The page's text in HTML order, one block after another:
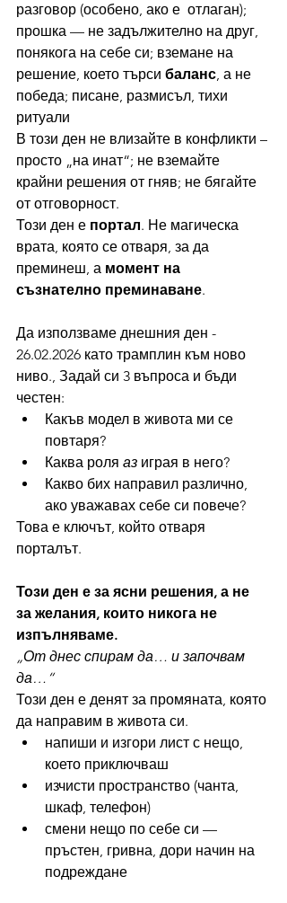
разговор (особено, ако е  отлаган);
прошка — не задължително на друг,
понякога на себе си; вземане на
решение, което търси баланс, а не
победа; писане, размисъл, тихи
ритуали
В този ден не влизайте в конфликти –
просто „на инат“; не вземайте
крайни решения от гняв; не бягайте
от отговорност.
Този ден е портал. Не магическа
врата, която се отваря, за да
преминеш, а момент на
съзнателно преминаване.
Да използваме днешния ден -
26.02.2026 като трамплин към ново
ниво., Задай си 3 въпроса и бъди
честен:
Какъв модел в живота ми се
повтаря?
Каква роля аз играя в него?
Какво бих направил различно,
ако уважавах себе си повече?
Това е ключът, който отваря
порталът.
Този ден е за ясни решения, а не
за желания, които никога не
изпълняваме.
„От днес спирам да… и започвам
да…“
Този ден е денят за промяната, която
да направим в живота си.
напиши и изгори лист с нещо,
което приключваш
изчисти пространство (чанта,
шкаф, телефон)
смени нещо по себе си —
пръстен, гривна, дори начин на
подреждане